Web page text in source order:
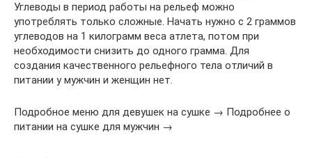
Углеводы в период работы на рельеф можно
употреблять только сложные. Начать нужно с 2 граммов
углеводов на 1 килограмм веса атлета, потом при
необходимости снизить до одного грамма. Для
создания качественного рельефного тела отличий в
питании у мужчин и женщин нет.
Подробное меню для девушек на сушке → Подробнее о
питании на сушке для мужчин →